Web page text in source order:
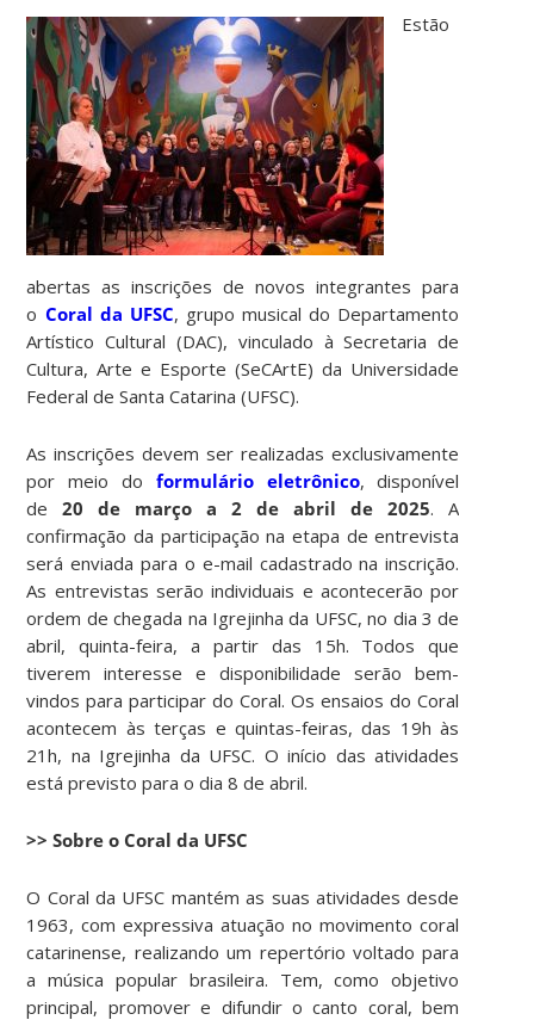
Estão
abertas as inscrições de novos integrantes para
o Coral da UFSC, grupo musical do Departamento
Artístico Cultural (DAC), vinculado à Secretaria de
Cultura, Arte e Esporte (SeCArtE) da Universidade
Federal de Santa Catarina (UFSC).
As inscrições devem ser realizadas exclusivamente
por meio do formulário eletrônico, disponível
de20 de março a 2 de abril de 2025. A
confirmação da participação na etapa de entrevista
será enviada para o e-mail cadastrado na inscrição.
As entrevistas serão individuais e acontecerão por
ordem de chegada na Igrejinha da UFSC, no dia 3 de
abril, quinta-feira, a partir das 15h. Todos que
tiverem interesse e disponibilidade serão bem-
vindos para participar do Coral. Os ensaios do Coral
acontecem às terças e quintas-feiras, das 19h às
21h, na Igrejinha da UFSC. O início das atividades
está previsto para o dia 8 de abril.
>> Sobre o Coral da UFSC
O Coral da UFSC mantém as suas atividades desde
1963, com expressiva atuação no movimento coral
catarinense, realizando um repertório voltado para
a música popular brasileira. Tem, como objetivo
principal, promover e difundir o canto coral, bem